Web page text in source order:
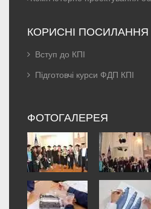
КОРИСНІ ПОСИЛАННЯ
Вступ до КПІ
Підготовчі курси ФДП КПІ
ФОТОГАЛЕРЕЯ